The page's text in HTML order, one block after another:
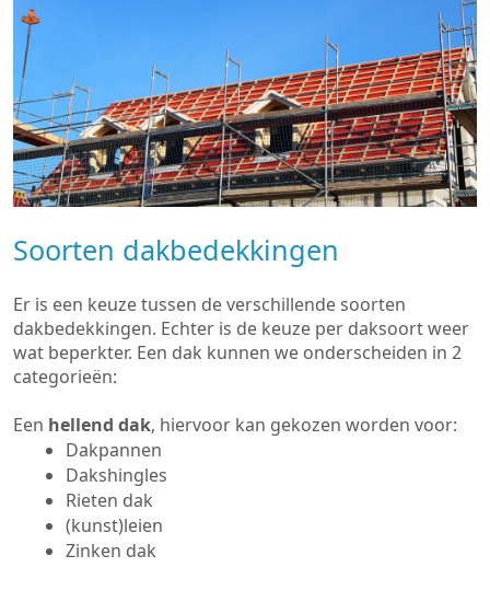
Soorten dakbedekkingen
Er is een keuze tussen de verschillende soorten
dakbedekkingen. Echter is de keuze per daksoort weer
wat beperkter. Een dak kunnen we onderscheiden in 2
categorieën:
Een hellend dak, hiervoor kan gekozen worden voor:
Dakpannen
Dakshingles
Rieten dak
(kunst)leien
Zinken dak